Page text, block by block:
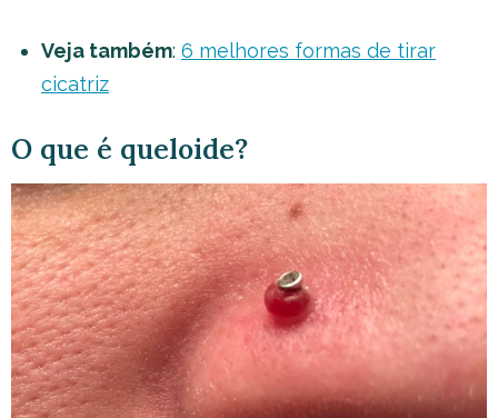
Veja também: 6 melhores formas de tirar
cicatriz
O que é queloide?